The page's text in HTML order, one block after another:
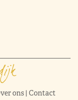
ons| Contact